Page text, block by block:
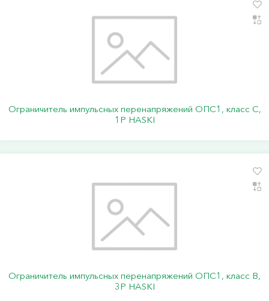
Ограничитель импульсных перенапряжений ОПС1, класс C,
1P HASKI
Ограничитель импульсных перенапряжений ОПС1, класс B,
3P HASKI